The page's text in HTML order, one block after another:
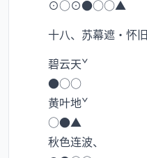
⊙○⊙●○○▲
十八、苏幕遮·
碧云天ˇ
●○○
黄叶地ˇ
○●▲
秋色连波、